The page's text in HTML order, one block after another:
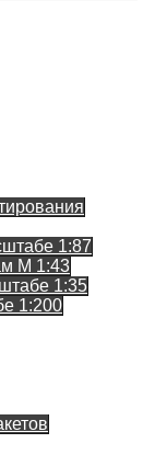
1:87
М 1:43
1:35
1:200